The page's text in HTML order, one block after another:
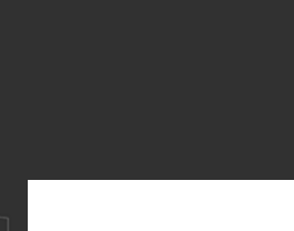
一直秉承与更好的服